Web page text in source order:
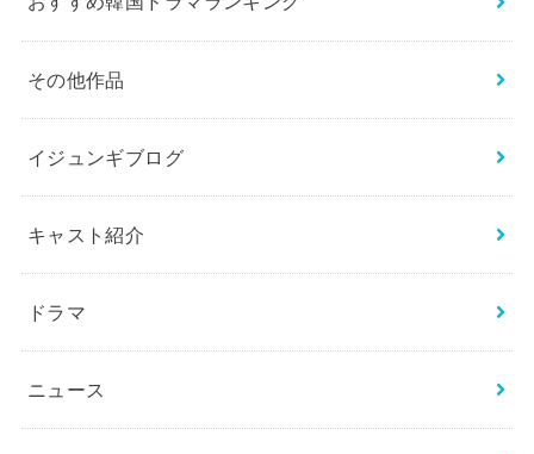
その他作品
イジュンギブログ
キャスト紹介
ドラマ
ニュース